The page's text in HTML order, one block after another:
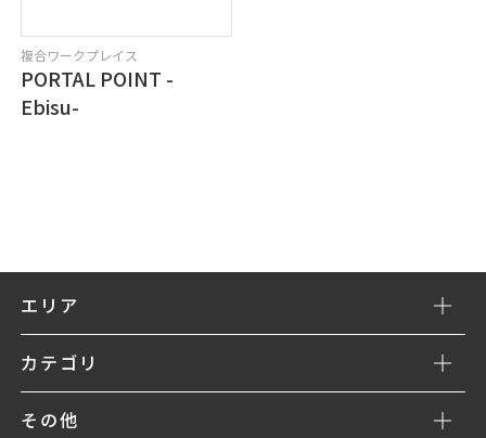
複合ワークプレイス
PORTAL POINT -
Ebisu-
エリア
カテゴリ
その他